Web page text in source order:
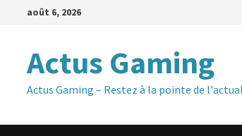
Passeraoût 6, 2026
Actus Gaming
Actus Gaming – Restez à la pointe de